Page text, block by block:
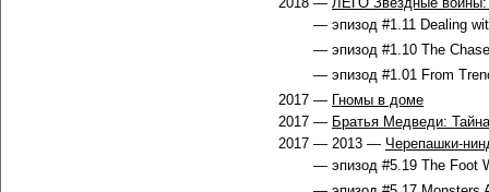
— эпизод #1.11 Dealing
— эпизод #1.10 The
— эпизод #1.01 From
2017 — Гномы в доме
2017 — Братья Медведи:
2017 — 2013 — Черепашки-
— эпизод #5.19 The Foot